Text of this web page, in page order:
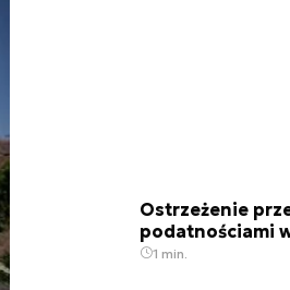
Ostrzeżenie
podatnościami
1 min.